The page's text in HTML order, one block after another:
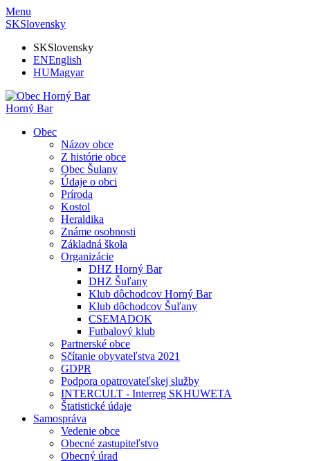
Menu
SKSlovensky
SKSlovensky
ENEnglish
HUMagyar
Horný Bar
Obec
Názov obce
Z histórie obce
Obec Šulany
Údaje o obci
Príroda
Kostol
Heraldika
Známe osobnosti
Základná škola
Organizácie
DHZ Horný Bar
DHZ Šuľany
Klub dôchodcov Horný Bar
Klub dôchodcov Šuľany
CSEMADOK
Futbalový klub
Partnerské obce
Sčítanie obyvateľstva 2021
GDPR
Podpora opatrovateľskej služby
INTERCULT - Interreg SKHUWETA
Štatistické údaje
Samospráva
Vedenie obce
Obecné zastupiteľstvo
Obecný úrad